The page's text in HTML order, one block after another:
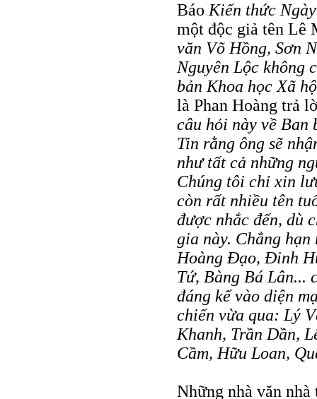
Báo Kiến thức
một độc giả tên Lê
văn Võ Hồng, Sơn
Nguyên Lộc không
bản Khoa học Xã
là Phan Hoàng trả
câu hỏi này về Ban
Tin rằng ông sẽ
như tất cả những
Chúng tôi chỉ xin
còn rất nhiều tên
được nhắc đến, dù
gia này. Chẳng
Hoàng Ðạo, Ðinh
Tứ, Bàng Bá Lân...
đáng kể vào diện
chiến vừa qua: Lý
Khanh, Trần Dần,
Cầm, Hữu Loan,
Những nhà văn